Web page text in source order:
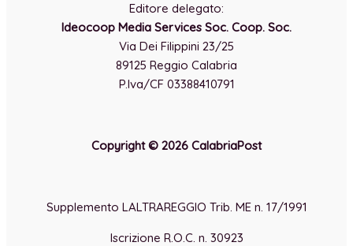
Editore delegato:
Ideocoop Media Services Soc. Coop. Soc.
Via Dei Filippini 23/25
89125 Reggio Calabria
P.Iva/CF 03388410791
Copyright © 2026 CalabriaPost
Supplemento LALTRAREGGIO Trib. ME n. 17/1991
Iscrizione R.O.C. n. 30923